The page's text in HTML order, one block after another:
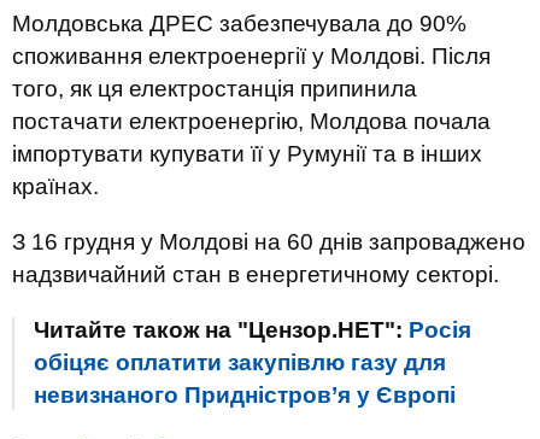
Молдовська ДРЕС забезпечувала до 90%
споживання електроенергії у Молдові. Після
того, як ця електростанція припинила
постачати електроенергію, Молдова почала
імпортувати купувати її у Румунії та в інших
країнах.
З 16 грудня у Молдові на 60 днів запроваджено
надзвичайний стан в енергетичному секторі.
Читайте також на "Цензор.НЕТ": Росія
обіцяє оплатити закупівлю газу для
невизнаного Придністров’я у Європі